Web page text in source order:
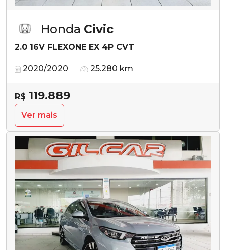
Honda Civic
2.0 16V FLEXONE EX 4P CVT
2020/2020 25.280 km
R$ 119.889
Ver mais